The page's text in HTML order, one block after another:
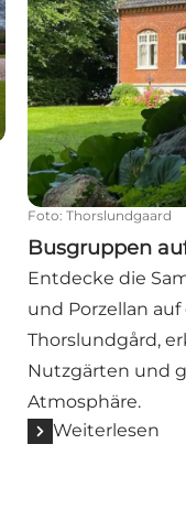
Foto: Thorslundgaard
Busgruppen
Entdecke die
und Porzellan
Thorslundgård,
Nutzgärten und
Atmosphäre.
Weiterlesen